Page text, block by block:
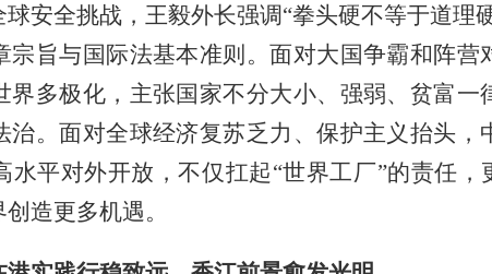
安全挑战，王毅外长强调“拳头硬不等于道理
宗旨与国际法基本准则。面对大国争霸和阵营
界多极化，主张国家不分大小、强弱、贫富一
治。面对全球经济复苏乏力、保护主义抬头，
水平对外开放，不仅扛起“世界工厂”的责任，
造更多机遇。